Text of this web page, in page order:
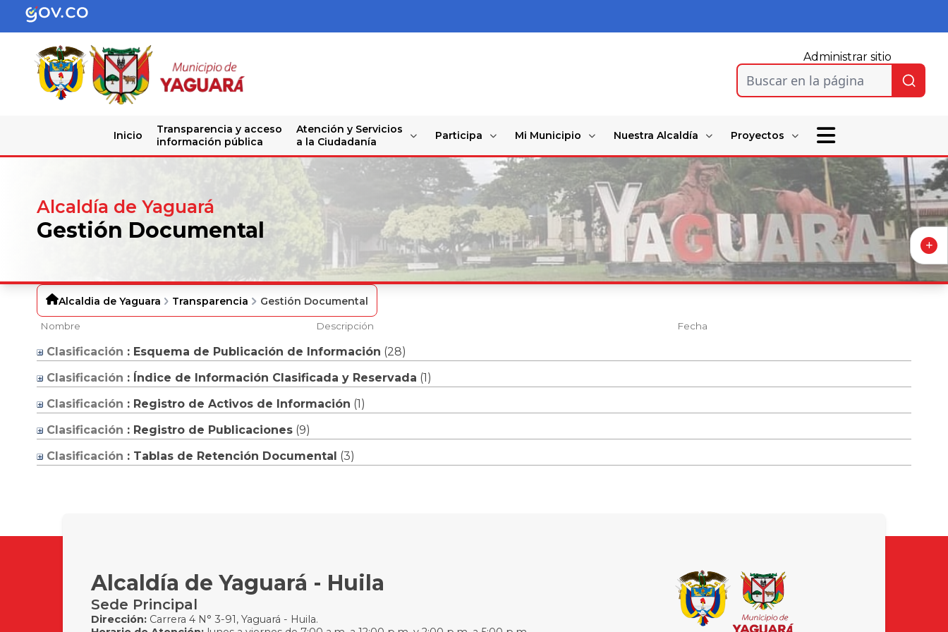
Administrar sitio
Buscar en la página
Inicio
Transparencia y acceso
información pública
Atención y Servicios
a la Ciudadanía
Participa Mi Municipio Nuestra Alcaldía Proyectos
Alcaldía de Yaguará
Gestión Documental
Alcaldia de Yaguara Transparencia Gestión Documental
Nombre Descripción Fecha
Clasificación : Esquema de Publicación de Información ‎(28)
Clasificación : Índice de Información Clasificada y Reservada ‎(1)
Clasificación : Registro de Activos de Información ‎(1)
Clasificación : Registro de Publicaciones ‎(9)
Clasificación : Tablas de Retención Documental ‎(3)
Alcaldía de Yaguará - Huila
Sede Principal
Dirección:Carrera 4 N° 3-91, Yaguará - Huila.